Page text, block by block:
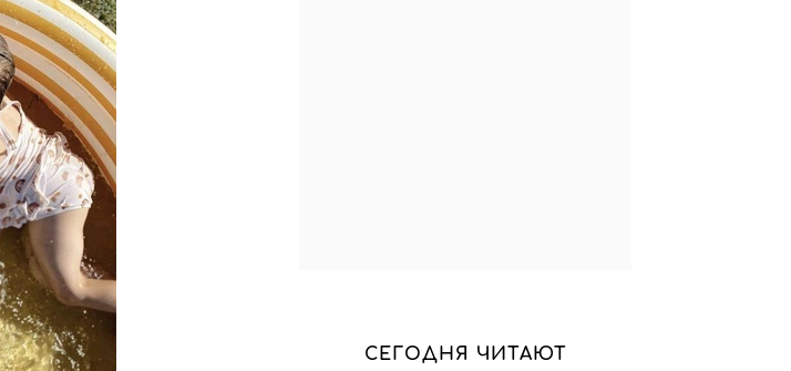
СЕГОДНЯ ЧИТАЮТ